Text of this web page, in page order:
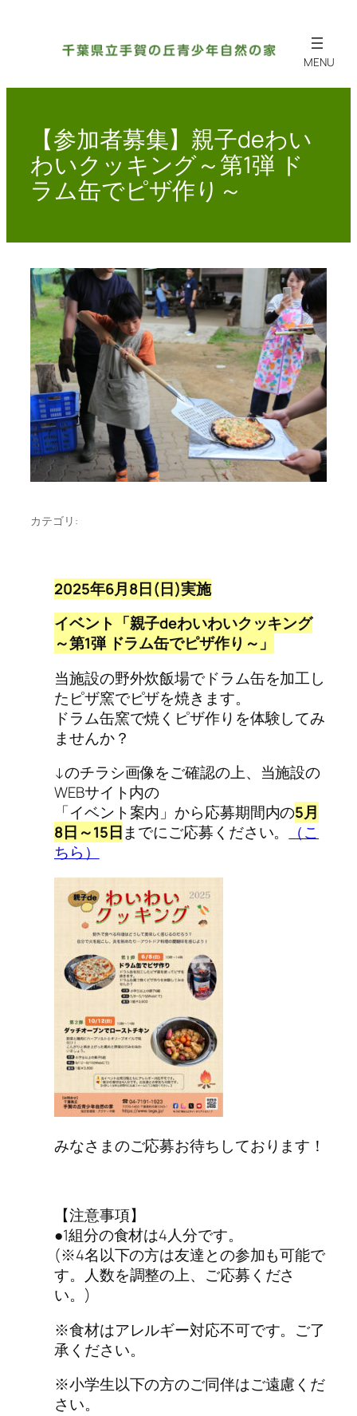
キ
【参加者募集】親子deわい
わいクッキング～第1弾 ド
ラム缶でピザ作り～
カテゴリ:
2025年6月8日(日)実施
イベント「親子deわいわいクッキング
～第1弾 ドラム缶でピザ作り～」
当施設の野外炊飯場でドラム缶を加工し
たピザ窯でピザを焼きます。
ドラム缶窯で焼くピザ作りを体験してみ
ませんか？
↓のチラシ画像をご確認の上、当施設の
WEBサイト内の
「イベント案内」から応募期間内の5月
8日～15日までにご応募ください。
（こ
ちら）
みなさまのご応募お待ちしております！
【注意事項】
●1組分の食材は4人分です。
(※4名以下の方は友達との参加も可能で
す。人数を調整の上、ご応募くださ
い。)
※食材はアレルギー対応不可です。ご了
承ください。
※小学生以下の方のご同伴はご遠慮くだ
さい。